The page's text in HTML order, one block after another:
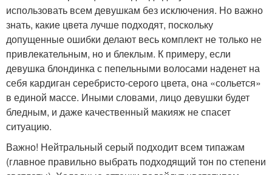
использовать всем девушкам без исключения. Но важно
знать, какие цвета лучше подходят, поскольку
допущенные ошибки делают весь комплект не только не
привлекательным, но и блеклым. К примеру, если
девушка блондинка с пепельными волосами наденет на
себя кардиган серебристо-серого цвета, она «сольется»
в единой массе. Иными словами, лицо девушки будет
бледным, и даже качественный макияж не спасет
ситуацию.
Важно! Нейтральный серый подходит всем типажам
(главное правильно выбрать подходящий тон по степени